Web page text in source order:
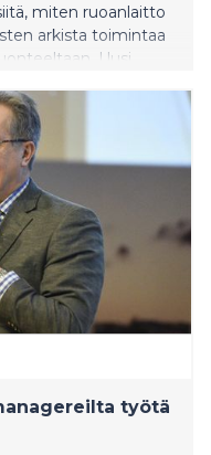
miten ruoanlaitto
arkista toimintaa
Uusi
arkioppimista.
ymmärtämään,
ja
tukea.
työtä